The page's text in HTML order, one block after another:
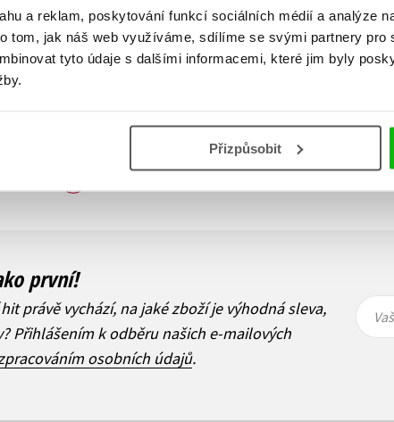
a reklam, poskytování funkcí sociálních médií a analýze
tom, jak náš web využíváme, sdílíme se svými partnery pro
tyto údaje s dalšími informacemi, které jim byly
Přizpůsobit Zobraz záznamů
první!
právě vychází, na jaké zboží je výhodná sleva,
Přihlášením k odběru našich e-mailových
osobních údajů.